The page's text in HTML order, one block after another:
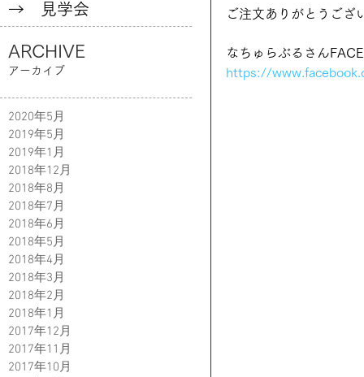
→ 見学会
ARCHIVE
アーカイブ
2020年5月
2019年5月
2019年1月
2018年12月
2018年8月
2018年7月
2018年6月
2018年5月
2018年4月
2018年3月
2018年2月
2018年1月
2017年12月
2017年11月
2017年10月
ご注文ありがとうござ
なちゅらぶるさん
https://